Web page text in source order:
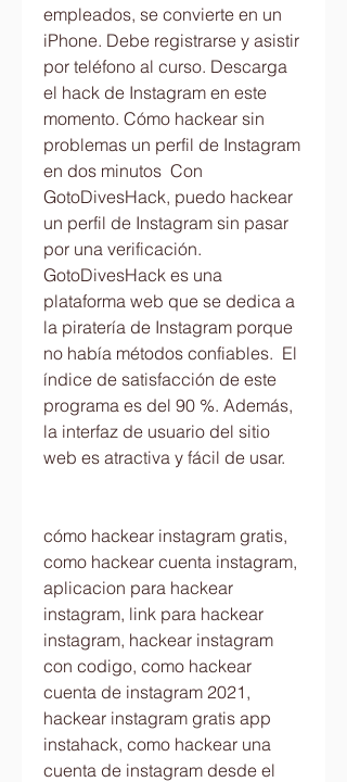
empleados, se convierte en un
iPhone. Debe registrarse y asistir
por teléfono al curso. Descarga
el hack de Instagram en este
momento. Cómo hackear sin
problemas un perfil de Instagram
en dos minutos  Con
GotoDivesHack, puedo hackear
un perfil de Instagram sin pasar
por una verificación.
GotoDivesHack es una
plataforma web que se dedica a
la piratería de Instagram porque
no había métodos confiables.  El
índice de satisfacción de este
programa es del 90 %. Además,
la interfaz de usuario del sitio
web es atractiva y fácil de usar.
cómo hackear instagram gratis,
como hackear cuenta instagram,
aplicacion para hackear
instagram, link para hackear
instagram, hackear instagram
con codigo, como hackear
cuenta de instagram 2021,
hackear instagram gratis app
instahack, como hackear una
cuenta de instagram desde el